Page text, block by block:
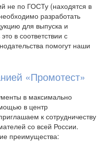
не по ГОСТу (находятся в
разработать
для выпуска и
в соответствии с
помогут наши
«Промотест»
в максимально
в центр
к сотрудничеству
со всей России.
преимущества: